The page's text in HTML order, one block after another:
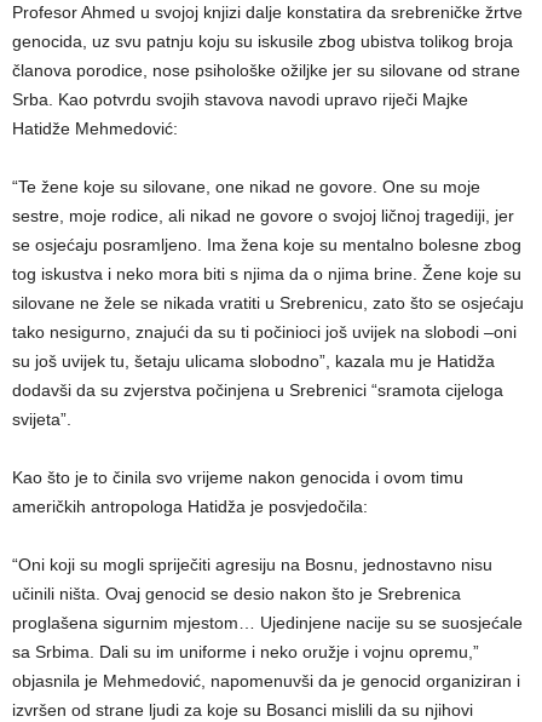
Profesor Ahmed u svojoj knjizi dalje konstatira da srebreničke žrtve
genocida, uz svu patnju koju su iskusile zbog ubistva tolikog broja
članova porodice, nose psihološke ožiljke jer su silovane od strane
Srba. Kao potvrdu svojih stavova navodi upravo riječi Majke
Hatidže Mehmedović:
“Te žene koje su silovane, one nikad ne govore. One su moje
sestre, moje rodice, ali nikad ne govore o svojoj ličnoj tragediji, jer
se osjećaju posramljeno. Ima žena koje su mentalno bolesne zbog
tog iskustva i neko mora biti s njima da o njima brine. Žene koje su
silovane ne žele se nikada vratiti u Srebrenicu, zato što se osjećaju
tako nesigurno, znajući da su ti počinioci još uvijek na slobodi –oni
su još uvijek tu, šetaju ulicama slobodno”, kazala mu je Hatidža
dodavši da su zvjerstva počinjena u Srebrenici “sramota cijeloga
svijeta”.
Kao što je to činila svo vrijeme nakon genocida i ovom timu
američkih antropologa Hatidža je posvjedočila:
“Oni koji su mogli spriječiti agresiju na Bosnu, jednostavno nisu
učinili ništa. Ovaj genocid se desio nakon što je Srebrenica
proglašena sigurnim mjestom… Ujedinjene nacije su se suosjećale
sa Srbima. Dali su im uniforme i neko oružje i vojnu opremu,”
objasnila je Mehmedović, napomenuvši da je genocid organiziran i
izvršen od strane ljudi za koje su Bosanci mislili da su njihovi